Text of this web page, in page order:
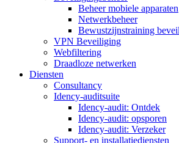
Beheer mobiele apparaten
Netwerkbeheer
Bewustzijnstraining
VPN Beveiliging
Webfiltering
Draadloze netwerken
Diensten
Consultancy
Idency-auditsuite
Idency-audit: Ontdek
Idency-audit: opsporen
Idency-audit: Verzeker
Support- en installatiediensten